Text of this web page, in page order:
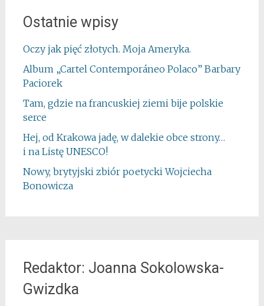
Ostatnie wpisy
Oczy jak pięć złotych. Moja Ameryka.
Album „Cartel Contemporáneo Polaco” Barbary
Paciorek
Tam, gdzie na francuskiej ziemi bije polskie
serce
Hej, od Krakowa jadę, w dalekie obce strony…
i na Listę UNESCO!
Nowy, brytyjski zbiór poetycki Wojciecha
Bonowicza
Redaktor: Joanna Sokolowska-
Gwizdka